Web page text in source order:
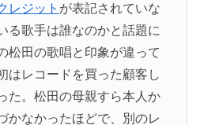
レジット が表記されていな
る歌手は誰なのかと話題に
松田の歌唱と印象が違って
はレコードを買った顧客し
た。松田の母親すら本人か
かなかったほどで、別のレ